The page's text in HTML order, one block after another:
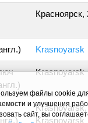
Красноярск,
Krasnoyarsk
Krasnoyarsk
Krasnoyarsk
файлы cookie
и улучшения
сайт, вы